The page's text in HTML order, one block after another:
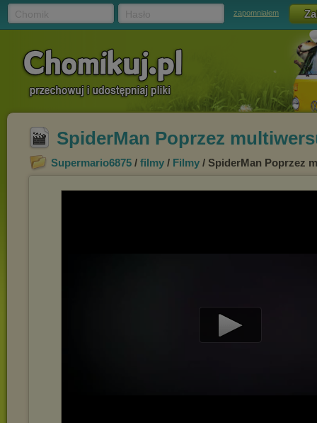
zapomniałem
SpiderMan Poprzez
Supermario6875 / filmy / Filmy / SpiderMan Poprzez
Play